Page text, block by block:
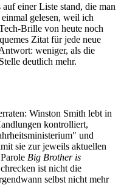
einer Liste stand, die man
gelesen, weil ich
Brille von heute noch
Zitat für jede neue
weniger, als die
deutlich mehr.
Winston Smith lebt in
kontrolliert,
und
sie zur jeweils aktuellen
Big Brother is
ist nicht die
selbst nicht mehr